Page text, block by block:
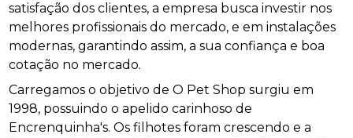
satisfação dos clientes, a empresa busca investir nos
melhores profissionais do mercado, e em instalações
modernas, garantindo assim, a sua confiança e boa
cotação no mercado.
Carregamos o objetivo de O Pet Shop surgiu em
1998, possuindo o apelido carinhoso de
Encrenquinha's. Os filhotes foram crescendo e a